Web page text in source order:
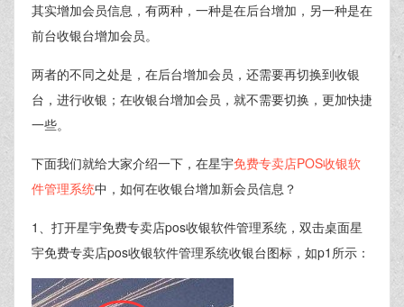
其实增加会员信息，有两种，一种是在后台增加，另一种是在
前台收银台增加会员。
两者的不同之处是，在后台增加会员，还需要再切换到收银
台，进行收银；在收银台增加会员，就不需要切换，更加快捷
一些。
下面我们就给大家介绍一下，在星宇免费专卖店POS收银软
件管理系统中，如何在收银台增加新会员信息？
1、打开星宇免费专卖店pos收银软件管理系统，双击桌面星
宇免费专卖店pos收银软件管理系统收银台图标，如p1所示：